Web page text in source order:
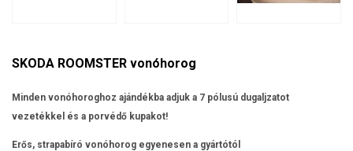
SKODA ROOMSTER vonóhorog
Minden vonóhoroghoz ajándékba adjuk a 7 pólusú dugaljzatot
vezetékkel és a porvédő kupakot!
Erős, strapabíró vonóhorog egyenesen a gyártótól